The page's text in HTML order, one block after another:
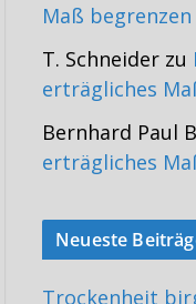
Maß begrenzen
T. Schneider zu
erträgliches
Bernhard Paul
erträgliches
Neueste
Trockenheit